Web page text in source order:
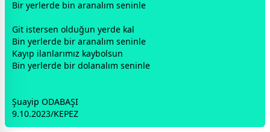
Bir yerlerde bin aranalım seninle
Git istersen olduğun yerde kal
Bin yerlerde bir aranalım seninle
Kayıp ilanlarımız kaybolsun
Bin yerlerde bir dolanalım seninle
Şuayip ODABAŞI
9.10.2023/KEPEZ